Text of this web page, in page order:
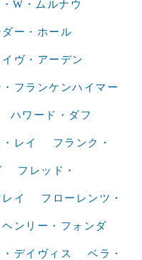
W・ムルナウ
ー・ホール
イヴ・アーデン
・フランケンハイマー
ハワード・ダフ
レイ フランク・
フレッド・
イ フローレンツ・
ヘンリー・フォンダ
デイヴィス ベラ・